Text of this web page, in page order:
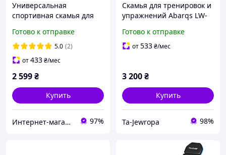
Универсальная
спортивная скамья для
L110
Готово к отправке
5.0 (2)
от433₴/мес
2 599₴
Купить
Интернет-магазин "Астрокомфорт" 97%
Скамья для тренировок и
упражнений Abarqs LW-
Готово к отправке
от533₴/мес
3 200₴
Купить
Ta-Jewropa 98%